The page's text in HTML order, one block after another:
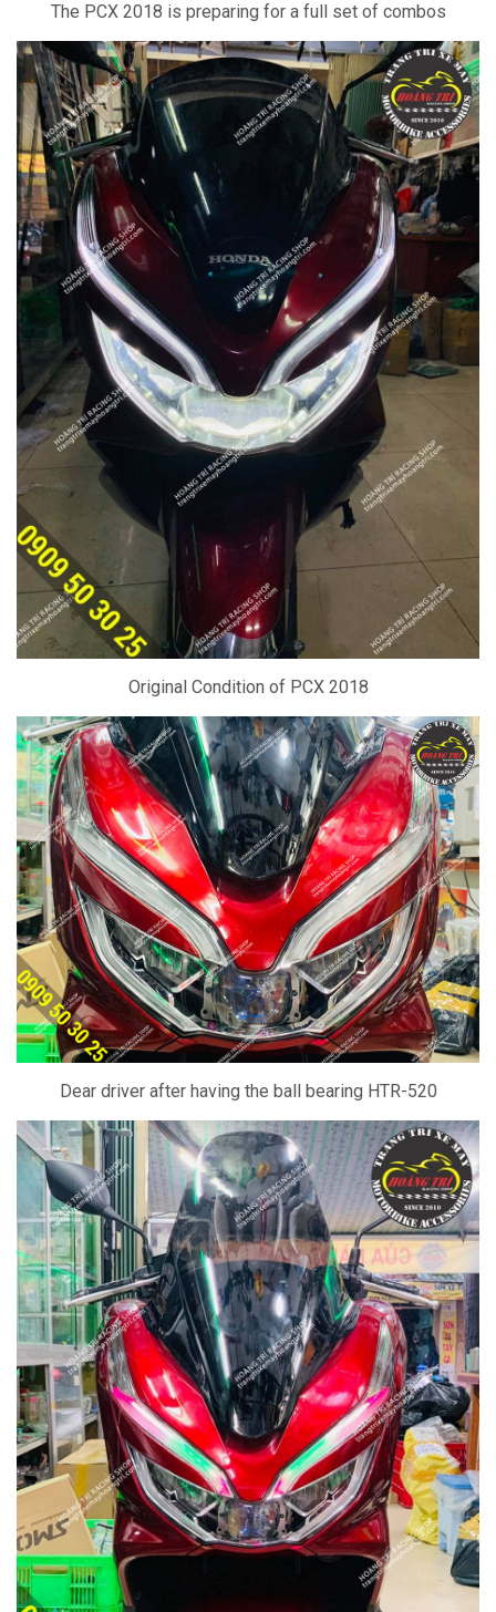
The PCX 2018 is preparing for a full set of combos
Original Condition of PCX 2018
Dear driver after having the ball bearing HTR-520